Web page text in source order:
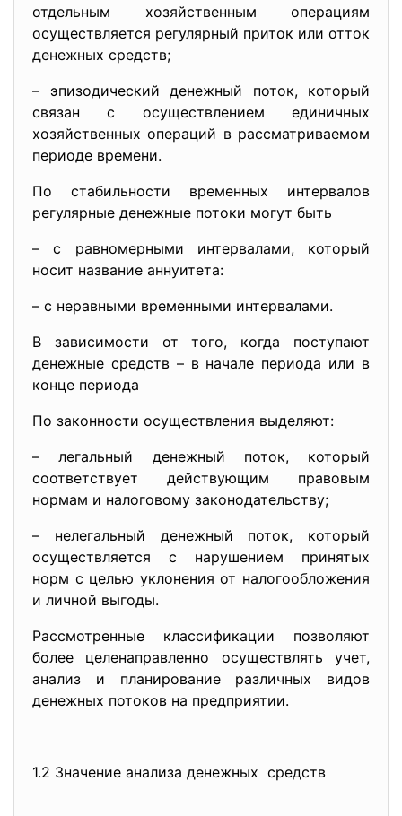
отдельным хозяйственным операциям
осуществляется регулярный приток или отток
денежных средств;
– эпизодический денежный поток, который
связан с осуществлением единичных
хозяйственных операций в рассматриваемом
периоде времени.
По стабильности временных интервалов
регулярные денежные потоки могут быть
– с равномерными интервалами, который
носит название аннуитета:
– с неравными временными интервалами.
В зависимости от того, когда поступают
денежные средств – в начале периода или в
конце периода
По законности осуществления выделяют:
– легальный денежный поток, который
соответствует действующим правовым
нормам и налоговому законодательству;
– нелегальный денежный поток, который
осуществляется с нарушением принятых
норм с целью уклонения от налогообложения
и личной выгоды.
Рассмотренные классификации позволяют
более целенаправленно осуществлять учет,
анализ и планирование различных видов
денежных потоков на предприятии.
1.2 Значение анализа денежных средств